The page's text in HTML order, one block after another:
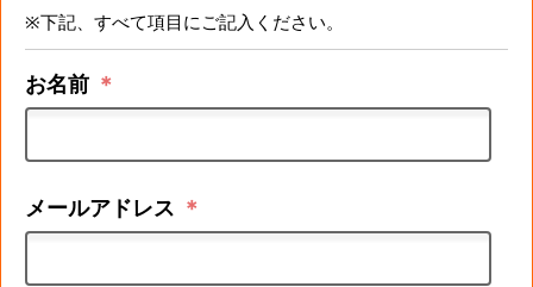
※下記、すべて項目にご記入ください。
お名前 ＊
メールアドレス ＊